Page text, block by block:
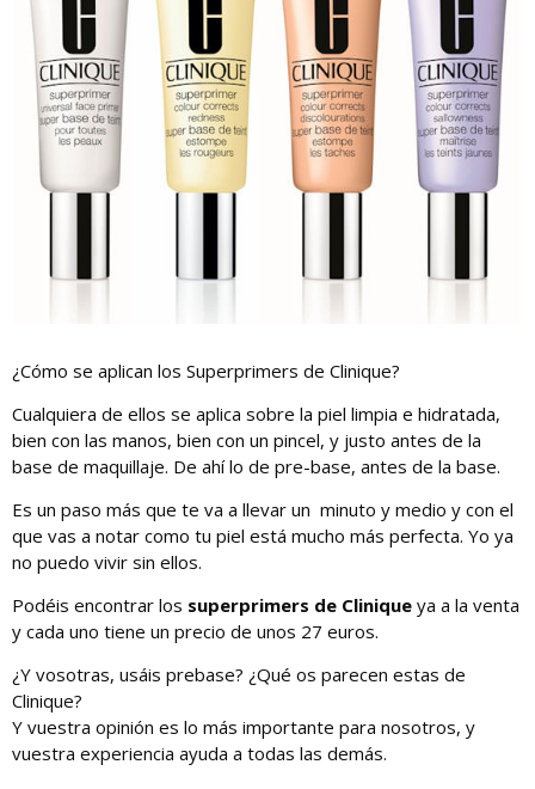
¿Cómo se aplican los Superprimers de Clinique?
Cualquiera de ellos se aplica sobre la piel limpia e hidratada,
bien con las manos, bien con un pincel, y justo antes de la
base de maquillaje. De ahí lo de pre-base, antes de la base.
Es un paso más que te va a llevar un minuto y medio y con el
que vas a notar como tu piel está mucho más perfecta. Yo ya
no puedo vivir sin ellos.
Podéis encontrar los superprimers de Clinique ya a la venta
y cada uno tiene un precio de unos 27 euros.
¿Y vosotras, usáis prebase? ¿Qué os parecen estas de
Clinique?
Y vuestra opinión es lo más importante para nosotros, y
vuestra experiencia ayuda a todas las demás.